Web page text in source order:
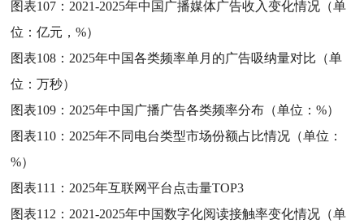
图表107： 2021-2025年中国广播媒体广告收入变化情况（单
位：亿元，%）
图表108： 2025年中国各类频率单月的广告吸纳量对比（单
位：万秒）
图表109： 2025年中国广播广告各类频率分布（单位：%）
图表110： 2025年不同电台类型市场份额占比情况（单位：
%）
图表111： 2025年互联网平台点击量TOP3
图表112： 2021-2025年中国数字化阅读接触率变化情况（单